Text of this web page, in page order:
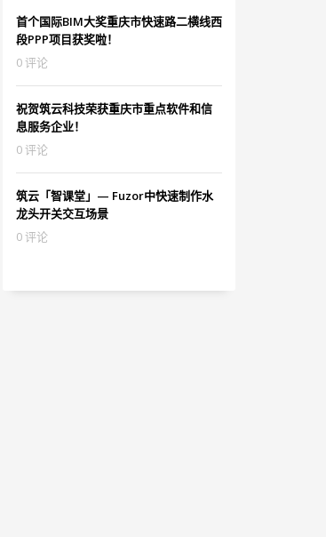
首个国际BIM大奖重庆市快速路二横线西
段PPP项目获奖啦！
0 评论
祝贺筑云科技荣获重庆市重点软件和信
息服务企业！
0 评论
筑云「智课堂」— Fuzor中快速制作水
龙头开关交互场景
0 评论